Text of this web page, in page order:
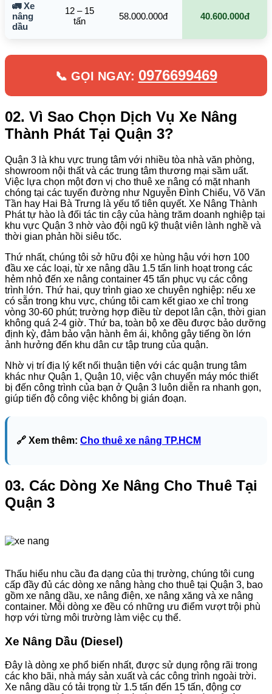
🚛 Xe
nâng
dầu
12 – 15
tấn
58.000.000đ 40.600.000đ
📞 GỌI NGAY: 0976699469
02. Vì Sao Chọn Dịch Vụ Xe Nâng
Thành Phát Tại Quận 3?
Quận 3 là khu vực trung tâm với nhiều tòa nhà văn phòng,
showroom nội thất và các trung tâm thương mại sầm uất.
Việc lựa chọn một đơn vị cho thuê xe nâng có mặt nhanh
chóng tại các tuyến đường như Nguyễn Đình Chiểu, Võ Văn
Tần hay Hai Bà Trưng là yếu tố tiên quyết. Xe Nâng Thành
Phát tự hào là đối tác tin cậy của hàng trăm doanh nghiệp tại
khu vực Quận 3 nhờ vào đội ngũ kỹ thuật viên lành nghề và
thời gian phản hồi siêu tốc.
Thứ nhất, chúng tôi sở hữu đội xe hùng hậu với hơn 100
đầu xe các loại, từ xe nâng dầu 1.5 tấn linh hoạt trong các
hẻm nhỏ đến xe nâng container 45 tấn phục vụ các công
trình lớn. Thứ hai, quy trình giao xe chuyên nghiệp: nếu xe
có sẵn trong khu vực, chúng tôi cam kết giao xe chỉ trong
vòng 30-60 phút; trường hợp điều từ depot lân cận, thời gian
không quá 2-4 giờ. Thứ ba, toàn bộ xe đều được bảo dưỡng
định kỳ, đảm bảo vận hành êm ái, không gây tiếng ồn lớn
ảnh hưởng đến khu dân cư tập trung của quận.
Nhờ vị trí địa lý kết nối thuận tiện với các quận trung tâm
khác như Quận 1, Quận 10, việc vận chuyển máy móc thiết
bị đến công trình của bạn ở Quận 3 luôn diễn ra nhanh gọn,
giúp tiến độ công việc không bị gián đoạn.
🔗 Xem thêm: Cho thuê xe nâng TP.HCM
03. Các Dòng Xe Nâng Cho Thuê Tại
Quận 3
Thấu hiểu nhu cầu đa dạng của thị trường, chúng tôi cung
cấp đầy đủ các dòng xe nâng hàng cho thuê tại Quận 3, bao
gồm xe nâng dầu, xe nâng điện, xe nâng xăng và xe nâng
container. Mỗi dòng xe đều có những ưu điểm vượt trội phù
hợp với từng môi trường làm việc cụ thể.
Xe Nâng Dầu (Diesel)
Đây là dòng xe phổ biến nhất, được sử dụng rộng rãi trong
các kho bãi, nhà máy sản xuất và các công trình ngoài trời.
Xe nâng dầu có tải trọng từ 1.5 tấn đến 15 tấn, động cơ